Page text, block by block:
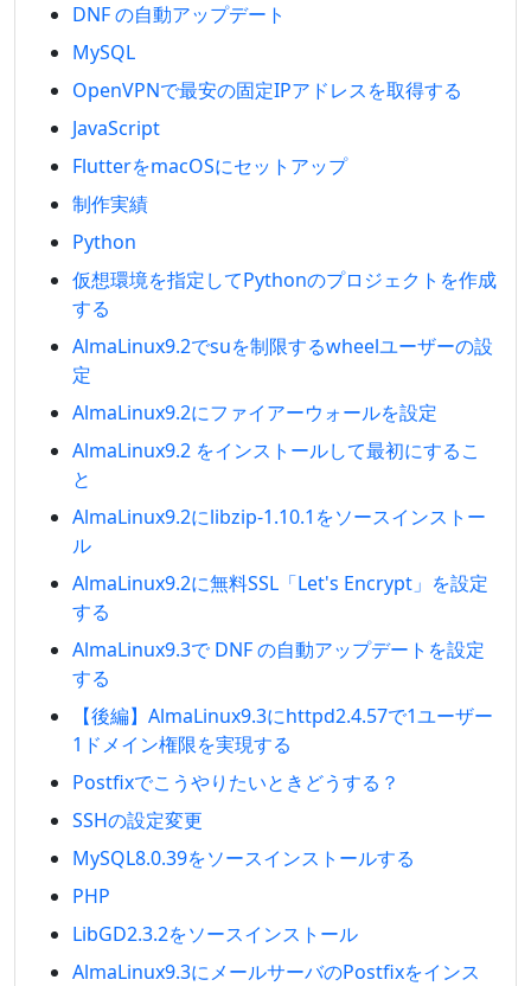
DNF の自動アップデート
MySQL
OpenVPNで最安の固定IPアドレスを取得する
JavaScript
FlutterをmacOSにセットアップ
制作実績
Python
仮想環境を指定してPythonのプロジェクトを作成
する
AlmaLinux9.2でsuを制限するwheelユーザーの設
定
AlmaLinux9.2にファイアーウォールを設定
AlmaLinux9.2 をインストールして最初にするこ
と
AlmaLinux9.2にlibzip-1.10.1をソースインストー
ル
AlmaLinux9.2に無料SSL「Let's Encrypt」を設定
する
AlmaLinux9.3で DNF の自動アップデートを設定
する
【後編】AlmaLinux9.3にhttpd2.4.57で1ユーザー
1ドメイン権限を実現する
Postfixでこうやりたいときどうする？
SSHの設定変更
MySQL8.0.39をソースインストールする
PHP
LibGD2.3.2をソースインストール
AlmaLinux9.3にメールサーバのPostfixをインス